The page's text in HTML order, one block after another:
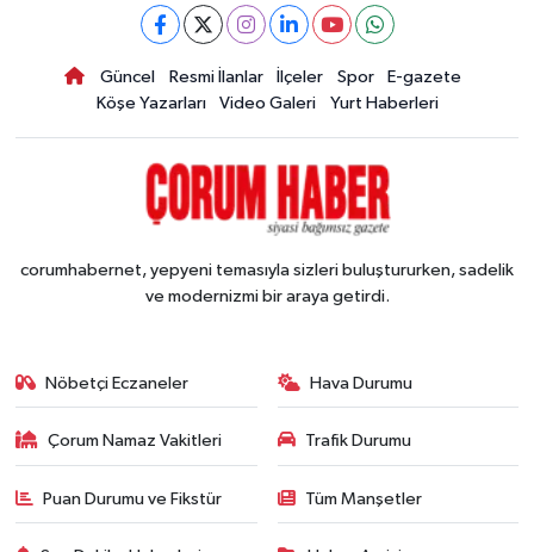
Güncel Resmi İlanlar İlçeler Spor
E-gazete
Köşe Yazarları
Video Galeri Yurt Haberleri
corumhabernet, yepyeni temasıyla sizleri buluştururken, sadelik
ve modernizmi bir araya getirdi.
Nöbetçi Eczaneler Hava Durumu
Çorum Namaz Vakitleri Trafik Durumu
Puan Durumu ve Fikstür Tüm Manşetler